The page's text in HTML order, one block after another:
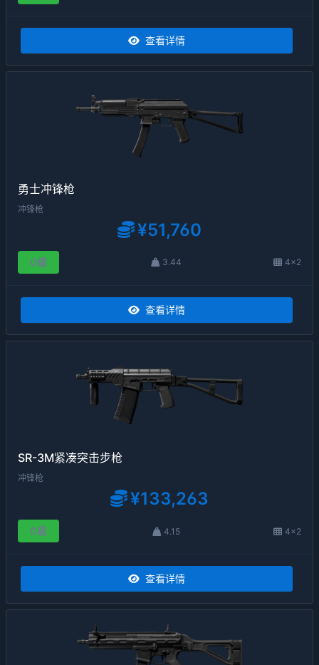
查看详情
勇士冲锋枪
冲锋枪
¥51,760
0级 3.44 4×2
查看详情
SR-3M紧凑突击步枪
冲锋枪
¥133,263
0级 4.15 4×2
查看详情